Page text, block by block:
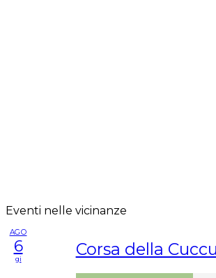
Eventi nelle vicinanze
AGO
6
gi Corsa della